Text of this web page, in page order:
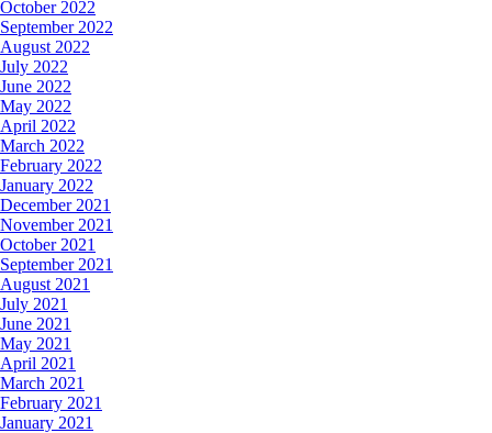
October 2022
September 2022
August 2022
July 2022
June 2022
May 2022
April 2022
March 2022
February 2022
January 2022
December 2021
November 2021
October 2021
September 2021
August 2021
July 2021
June 2021
May 2021
April 2021
March 2021
February 2021
January 2021